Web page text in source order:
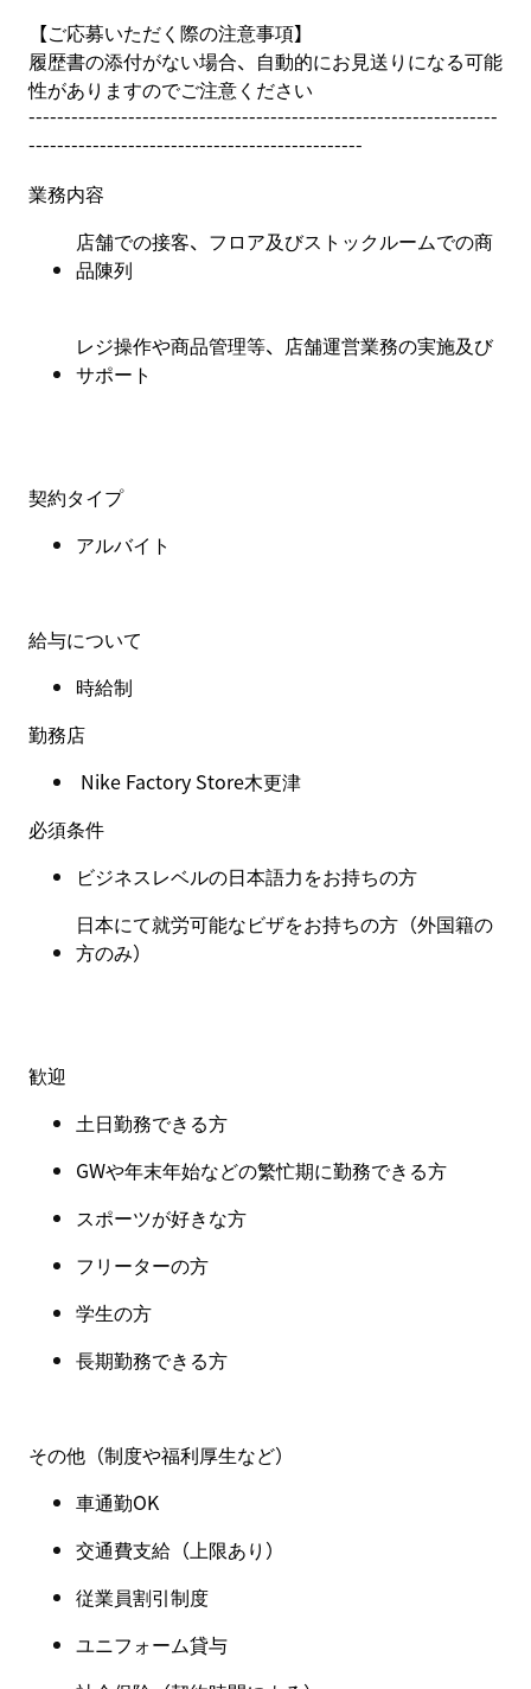
【ご応募いただく際の注意事項】
履歴書の添付がない場合、自動的にお見送りになる可能
性がありますのでご注意ください
------------------------------------------------------------------
-----------------------------------------------
業務内容
店舗での接客、フロア及びストックルームでの商
品陳列
レジ操作や商品管理等、店舗運営業務の実施及び
サポート
契約タイプ
アルバイト
給与について
時給制
勤務店
Nike Factory Store木更津
必須条件
ビジネスレベルの日本語力をお持ちの方
日本にて就労可能なビザをお持ちの方（外国籍の
方のみ）
歓迎
土日勤務できる方
GWや年末年始などの繁忙期に勤務できる方
スポーツが好きな方
フリーターの方
学生の方
長期勤務できる方
その他（制度や福利厚生など）
車通勤OK
交通費支給（上限あり）
従業員割引制度
ユニフォーム貸与